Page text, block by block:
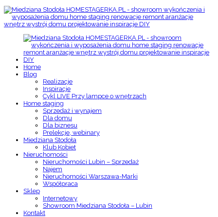
Home
Blog
Realizacje
Inspiracje
Cykl LIVE Przy lampce o wnętrzach
Home staging
Sprzedaż i wynajem
Dla domu
Dla biznesu
Prelekcje, webinary
Miedziana Stodoła
Klub Kobiet
Nieruchomości
Nieruchomości Lubin – Sprzedaż
Najem
Nieruchomości Warszawa-Marki
Współpraca
Sklep
Internetowy
Showroom Miedziana Stodoła – Lubin
Kontakt